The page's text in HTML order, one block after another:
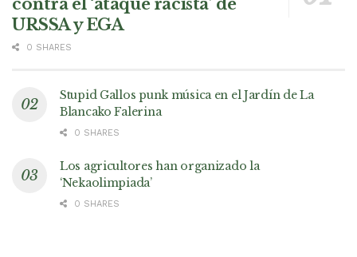
contra el ‘ataque racista’ de
URSSA y EGA
0 SHARES
Stupid Gallos punk música en el Jardín de La
Blancako Falerina
0 SHARES
Los agricultores han organizado la
‘Nekaolimpiada’
0 SHARES